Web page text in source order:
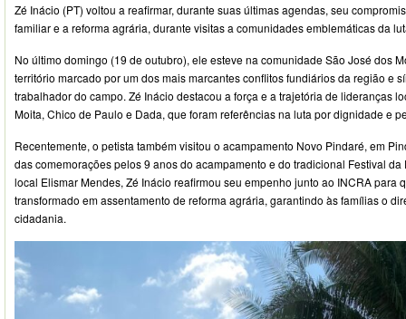
Zé Inácio (PT) voltou a reafirmar, durante suas últimas agendas, seu
familiar e a reforma agrária, durante visitas a comunidades emblemáticas da
No último domingo (19 de outubro), ele esteve na comunidade São José dos
território marcado por um dos mais marcantes conflitos fundiários da região e
trabalhador do campo. Zé Inácio destacou a força e a trajetória de lideranças
Moita, Chico de Paulo e Dada, que foram referências na luta por dignidade e
Recentemente, o petista também visitou o acampamento Novo Pindaré, em
das comemorações pelos 9 anos do acampamento e do tradicional Festival
local Elismar Mendes, Zé Inácio reafirmou seu empenho junto ao INCRA para
transformado em assentamento de reforma agrária, garantindo às famílias o
cidadania.